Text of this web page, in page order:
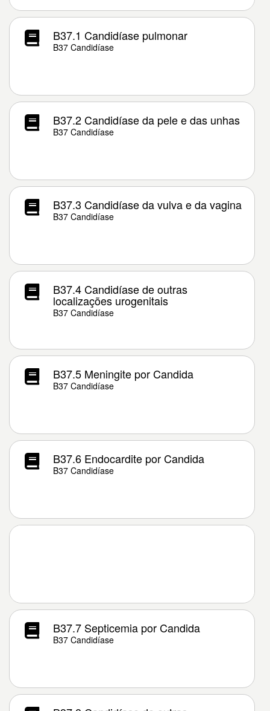
B37.1 Candidíase pulmonar
B37 Candidíase
B37.2 Candidíase da pele e das unhas
B37 Candidíase
B37.3 Candidíase da vulva e da vagina
B37 Candidíase
B37.4 Candidíase de outras
localizações urogenitais
B37 Candidíase
B37.5 Meningite por Candida
B37 Candidíase
B37.6 Endocardite por Candida
B37 Candidíase
B37.7 Septicemia por Candida
B37 Candidíase